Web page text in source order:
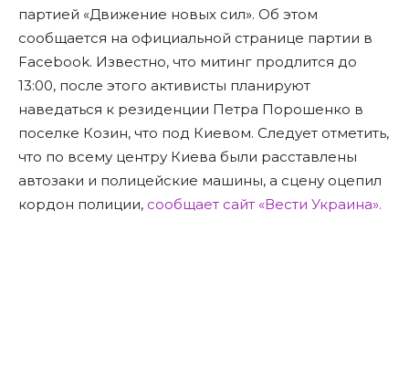
партией «Движение новых сил». Об этом
сообщается на официальной странице партии в
Facebook. Известно, что митинг продлится до
13:00, после этого активисты планируют
наведаться к резиденции Петра Порошенко в
поселке Козин, что под Киевом. Следует отметить,
что по всему центру Киева были расставлены
автозаки и полицейские машины, а сцену оцепил
кордон полиции, сообщает сайт «Вести Украина».